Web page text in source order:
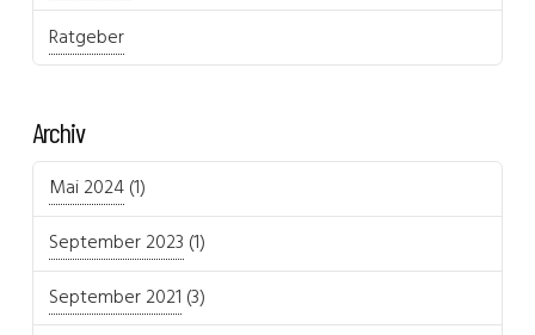
Ratgeber
Archiv
Mai 2024(1)
September 2023 (1)
September 2021 (3)